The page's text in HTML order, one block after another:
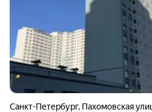
Санкт-Петербург, Пахомовская